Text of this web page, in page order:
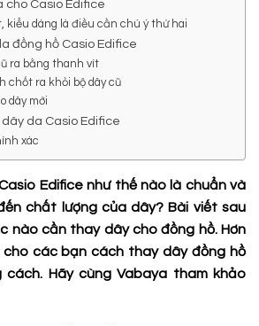
cho Casio Edifice
kiểu dáng là điều cần chú ý thứ hai
đồng hồ Casio Edifice
ra bằng thanh vít
chốt ra khỏi bộ dây cũ
dây mới
da Casio Edifice
xác
Edifice như thế nào là chuẩn và
chất lượng của dây? Bài viết sau
nào cần thay dây cho đồng hồ. Hơn
cho các bạn cách thay dây đồng hồ
cách. Hãy cùng Vabaya tham khảo